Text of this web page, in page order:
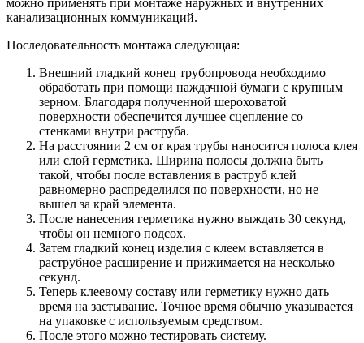
можно применять при монтаже наружных и внутренних
канализационных коммуникаций.
Последовательность монтажа следующая:
Внешний гладкий конец трубопровода необходимо
обработать при помощи наждачной бумаги с крупным
зерном. Благодаря полученной шероховатой
поверхности обеспечится лучшее сцепление со
стенками внутри раструба.
На расстоянии 2 см от края трубы наносится полоса клея
или слой герметика. Ширина полосы должна быть
такой, чтобы после вставления в раструб клей
равномерно распределился по поверхности, но не
вышел за край элемента.
После нанесения герметика нужно выждать 30 секунд,
чтобы он немного подсох.
Затем гладкий конец изделия с клеем вставляется в
раструбное расширение и прижимается на несколько
секунд.
Теперь клеевому составу или герметику нужно дать
время на застывание. Точное время обычно указывается
на упаковке с используемым средством.
После этого можно тестировать систему.